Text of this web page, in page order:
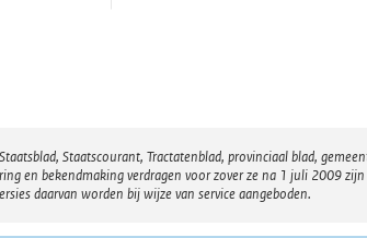
Staatscourant, Tractatenblad, provinciaal blad,
en bekendmaking verdragen voor zover ze na 1 juli 2009
daarvan worden bij wijze van service aangeboden.